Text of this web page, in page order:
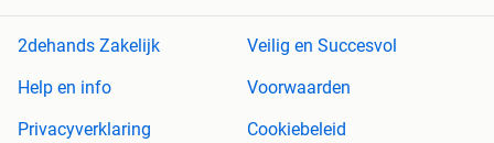
2dehands Zakelijk
Veilig en Succesvol
Help en info
Voorwaarden
Privacyverklaring
Cookiebeleid